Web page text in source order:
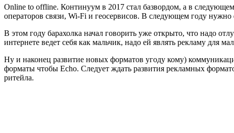
Online to offline. Континуум в 2017 стал базвордом, а в
операторов связи, Wi-Fi и геосервисов. В следующем году
В этом году барахолка начал говорить уже открыто, что надо
интернете ведет себя как мальчик, надо ей являть рекламу для
Ну и наконец развитие новых форматов угоду кому)
форматы чтобы Echo. Следует ждать развития рекламных
ритейла.